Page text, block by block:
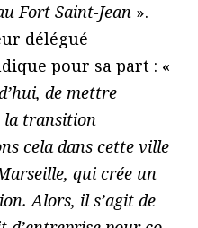
Fort Saint-Jean ».
délégué
pour sa part : «
de mettre
la transition
cela dans cette ville
qui crée un
Alors, il s’agit de